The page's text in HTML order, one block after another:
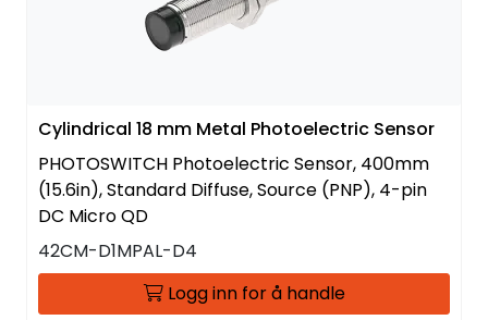
Cylindrical 18 mm Metal Photoelectric Sensor
PHOTOSWITCH Photoelectric Sensor, 400mm
(15.6in), Standard Diffuse, Source (PNP), 4-pin
DC Micro QD
42CM-D1MPAL-D4
Logg inn for å handle